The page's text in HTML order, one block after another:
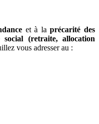
et à laprécarité des
(retraite, allocation
vous adresser au :